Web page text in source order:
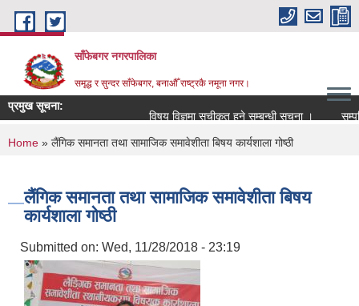
Skip to main content
साँफेबगर नगरपालिका
समृद्ध र सुन्दर साँफेबगर, बनाऔँ राष्ट्रकै नमूना नगर।
प्रमुख सूचना:
विषय विज्ञमा सुचीकृत हुने सम्बन्धी सूचना ।
सम्पति
You are here
Home » लैंगिक समानता तथा सामाजिक समावेशीता बिषय कार्यशाला गोष्ठी
लैंगिक समानता तथा सामाजिक समावेशीता बिषय
कार्यशाला गोष्ठी
Submitted on: Wed, 11/28/2018 - 23:19